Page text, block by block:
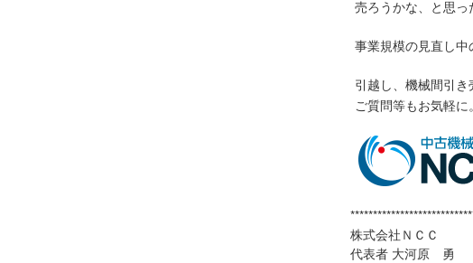
売ろうかな、と思っ
事業規模の見直し中
引越し、機械間引き
ご質問等もお気軽に。
株式会社ＮＣＣ
代表者 大河原 勇